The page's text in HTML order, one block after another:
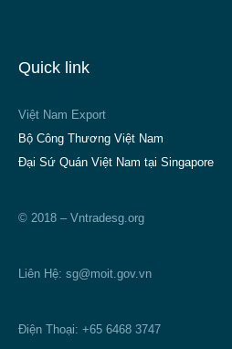
Quick link
Việt Nam Export
Bộ Công Thương Việt Nam
Đại Sứ Quán Việt Nam tại Singapore
© 2018 – Vntradesg.org
Liên Hệ: sg@moit.gov.vn
Điện Thoại: +65 6468 3747